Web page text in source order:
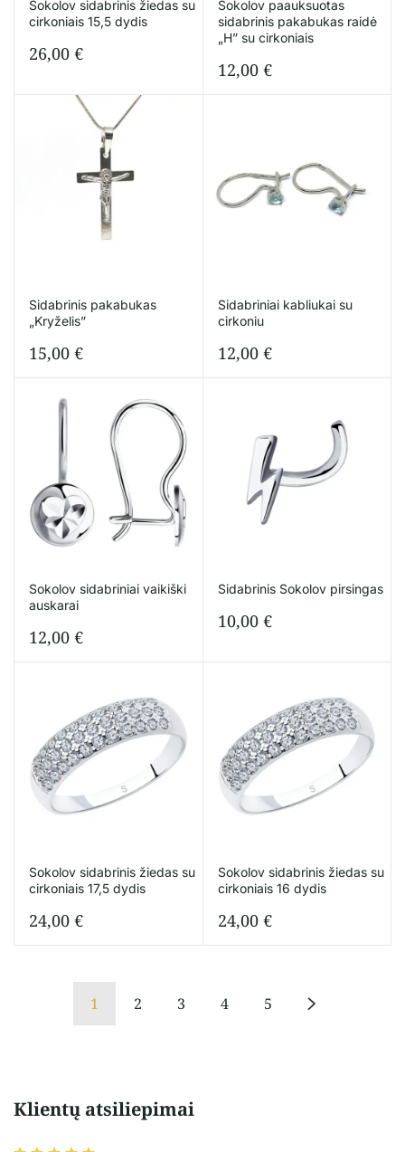
Sokolov sidabrinis žiedas su
cirkoniais 15,5 dydis
26,00 €
Sokolov paauksuotas
sidabrinis pakabukas raidė
„H” su cirkoniais
12,00 €
Sidabrinis pakabukas
„Kryželis”
15,00 €
Sidabriniai kabliukai su
cirkoniu
12,00 €
Sokolov sidabriniai vaikiški
auskarai
12,00 €
Sidabrinis Sokolov pirsingas
10,00 €
Sokolov sidabrinis žiedas su
cirkoniais 17,5 dydis
24,00 €
Sokolov sidabrinis žiedas su
cirkoniais 16 dydis
24,00 €
1 2 3 4 5
Klientų atsiliepimai